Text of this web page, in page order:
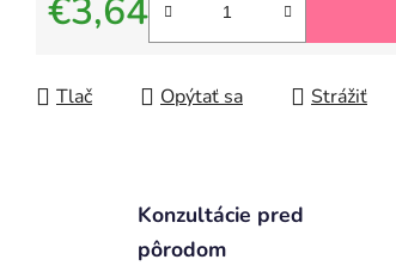
€3,64
Jednotková cena:
Tlač Opýtať sa Strážiť
Konzultácie pred
pôrodom